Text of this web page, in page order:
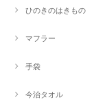
ひのきのはきもの
マフラー
手袋
今治タオル